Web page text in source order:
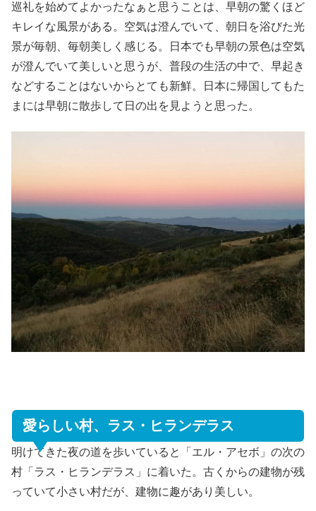
巡礼を始めてよかったなぁと思うことは、早朝の驚くほど
キレイな風景がある。空気は澄んでいて、朝日を浴びた光
景が毎朝、毎朝美しく感じる。日本でも早朝の景色は空気
が澄んでいて美しいと思うが、普段の生活の中で、早起き
などすることはないからとても新鮮。日本に帰国してもた
まには早朝に散歩して日の出を見ようと思った。
愛らしい村、ラス・ヒランデラス
明けてきた夜の道を歩いていると「エル・アセボ」の次の
村「ラス・ヒランデラス」に着いた。古くからの建物が残
っていて小さい村だが、建物に趣があり美しい。